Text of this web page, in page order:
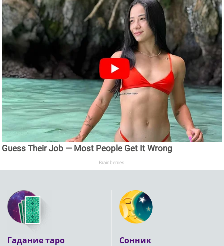
Guess Their Job — Most People Get It Wrong
Brainberries
Гадание таро Сонник